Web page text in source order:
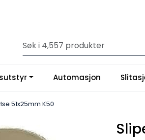
Automasjon
51x25mm K50